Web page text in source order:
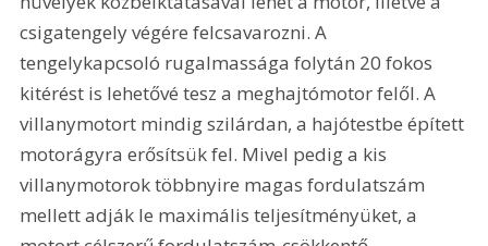
csigatengely végére felcsavarozni. A
tengelykapcsoló rugalmassága folytán 20 fokos
kitérést is lehetővé tesz a meghajtómotor felől. A
villanymotort mindig szilárdan, a hajótestbe épített
motorágyra erősítsük fel. Mivel pedig a kis
villanymotorok többnyire magas fordulatszám
mellett adják le maximális teljesítményüket, a